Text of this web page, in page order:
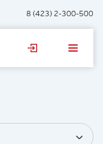
8 (423) 2-300-500